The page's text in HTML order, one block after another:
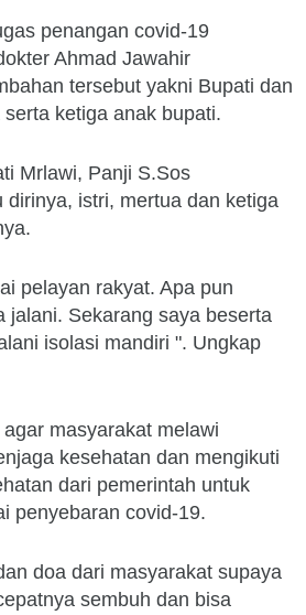
penangan covid-19
Ahmad Jawahir
tersebut yakni Bupati dan
ketiga anak bupati.
Mrlawi, Panji S.Sos
dirinya, istri, mertua dan ketiga
pelayan rakyat. Apa pun
jalani. Sekarang saya beserta
isolasi mandiri ". Ungkap
masyarakat melawi
kesehatan dan mengikuti
dari pemerintah untuk
penyebaran covid-19.
doa dari masyarakat supaya
sembuh dan bisa